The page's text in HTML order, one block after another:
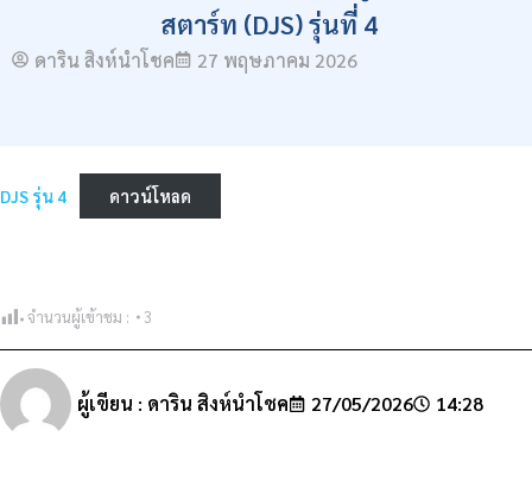
สตาร์ท (DJS) รุ่นที่ 4
ดาริน สิงห์นำโชค 27 พฤษภาคม 2026
DJS รุ่น 4 ดาวน์โหลด
จำนวนผู้เข้าชม : 3
ผู้เขียน : ดาริน สิงห์นำโชค 27/05/2026 14:28